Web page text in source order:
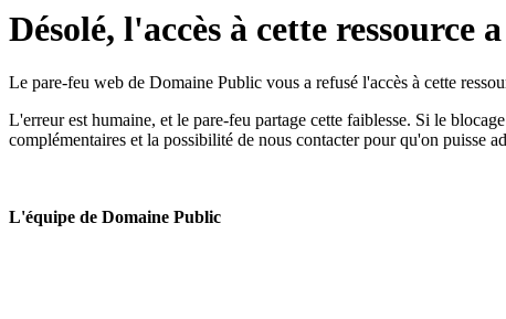
Désolé, l'accès à cette ressource
Le pare-feu web de Domaine Public vous a refusé l'accès à cette
L'erreur est humaine, et le pare-feu partage cette faiblesse. Si le
complémentaires et la possibilité de nous contacter pour qu'on puisse
L'équipe de Domaine Public